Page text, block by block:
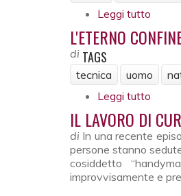
Leggi tutto
L'ETERNO
di TAGS
tecnica uomo
Leggi tutto
IL LAVORO DI
di In una recente
persone stanno
cosiddetto
improvvisamente e